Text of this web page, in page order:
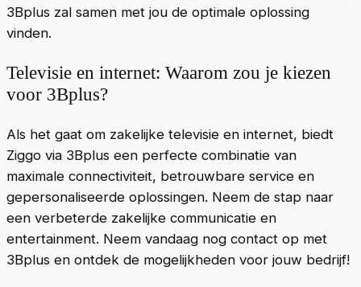
3Bplus zal samen met jou de optimale oplossing
vinden.
Televisie en internet: Waarom zou je kiezen
voor 3Bplus?
Als het gaat om zakelijke televisie en internet, biedt
Ziggo via 3Bplus een perfecte combinatie van
maximale connectiviteit, betrouwbare service en
gepersonaliseerde oplossingen. Neem de stap naar
een verbeterde zakelijke communicatie en
entertainment. Neem vandaag nog contact op met
3Bplus en ontdek de mogelijkheden voor jouw bedrijf!